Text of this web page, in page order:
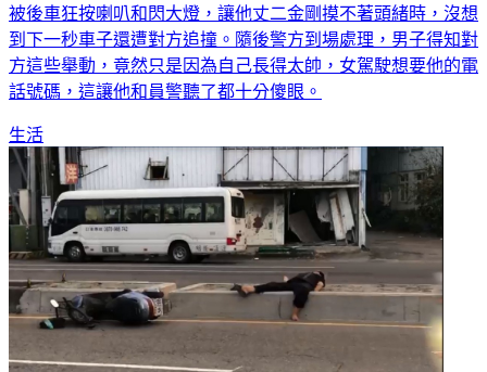
被後車狂按喇叭和閃大燈，讓他丈二金剛摸不著頭緒時，沒想
到下一秒車子還遭對方追撞。隨後警方到場處理，男子得知對
方這些舉動，竟然只是因為自己長得太帥，女駕駛想要他的電
話號碼，這讓他和員警聽了都十分傻眼。
生活